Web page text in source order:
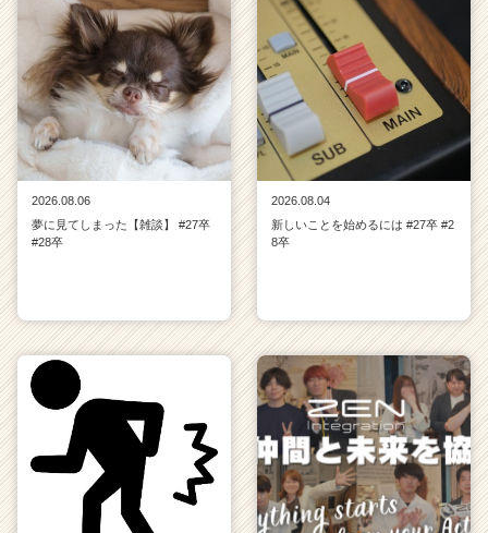
2026.08.06
夢に見てしまった【雑談】 #27卒
#28卒
2026.08.04
新しいことを始めるには #27卒 #2
8卒